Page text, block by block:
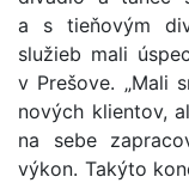
a s tieňovým
služieb mali
v Prešove. „Mali
nových klientov,
na sebe
výkon. Takýto